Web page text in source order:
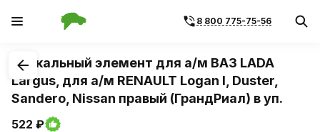
8 800 775-75-56
1/2
Зеркальный элемент для а/м ВАЗ LADA
Largus, для а/м RENAULT Logan I, Duster,
Sandero, Nissan правый (ГрандРиал) в уп.
522 ₽